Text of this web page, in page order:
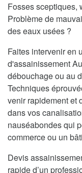
Fosses sceptiques,
Problème de
des eaux usées ?
Faites intervenir en
d'assainissement
débouchage ou au
Techniques
venir rapidement et
dans vos
nauséabondes qui
commerce ou un
Devis
rapide d’un